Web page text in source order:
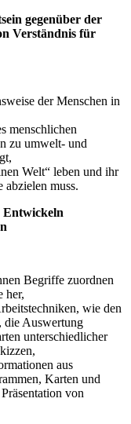
gegenüber der
Verständnis für
der Menschen in
menschlichen
zu umwelt- und
Welt“ leben und ihr
muss.
Entwickeln
Begriffe zuordnen
her,
wie den
die Auswertung
unterschiedlicher
aus
Karten und
von